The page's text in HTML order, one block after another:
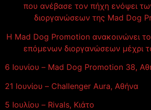
που ανέβασε τον πήχη ενόψει
διοργανώσεων της Mad Dog
Η Mad Dog Promotion ανακοινώνει
επόμενων διοργανώσεων μέχρι
6 Ιουνίου – Mad Dog Promotion 38,
21 Ιουνίου – Challenger Aura, Αθήνα
5 Ιουλίου – Rivals, Κιάτο